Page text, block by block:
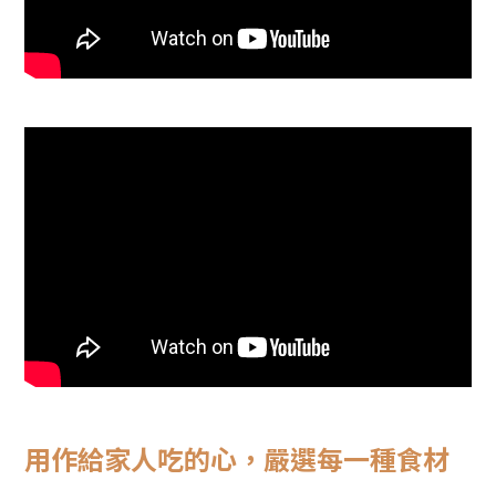
用作給家人吃的心，嚴選每一種食材